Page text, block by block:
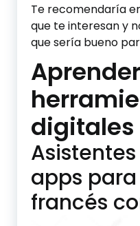
Te recomendaría
que te interesan y
que sería bueno
digitales
apps
francés